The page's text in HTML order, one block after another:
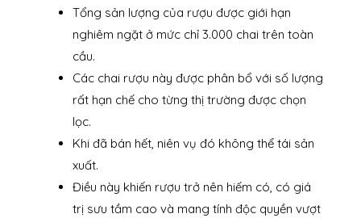
Tổng sản lượng của rượu được giới hạn
nghiêm ngặt ở mức chỉ 3.000 chai trên toàn
cầu.
Các chai rượu này được phân bổ với số lượng
rất hạn chế cho từng thị trường được chọn
lọc.
Khi đã bán hết, niên vụ đó không thể tái sản
xuất.
Điều này khiến rượu trở nên hiếm có, có giá
trị sưu tầm cao và mang tính độc quyền vượt